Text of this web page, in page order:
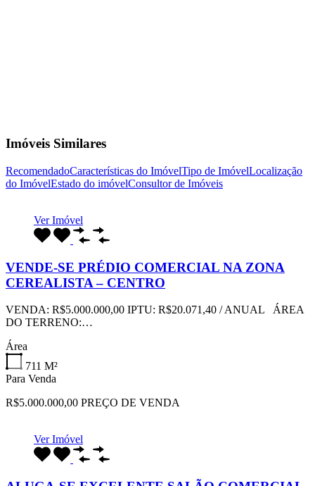
Imóveis Similares
RecomendadoCaracterísticas do ImóvelTipo de ImóvelLocalização
do ImóvelEstado do imóvelConsultor de Imóveis
Ver Imóvel
VENDE-SE PRÉDIO COMERCIAL NA ZONA
CEREALISTA – CENTRO
VENDA: R$5.000.000,00 IPTU: R$20.071,40 / ANUAL ÁREA
DO TERRENO:…
Área
711 M²
Para Venda
R$5.000.000,00 PREÇO DE VENDA
Ver Imóvel